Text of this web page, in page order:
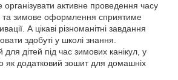
активне проведення часу
та зимове оформлення сприятиме
А цікаві різноманітні завдання
здобуті у школі знання.
дітей під час зимових канікул, у
як додатковий зошит для домашніх